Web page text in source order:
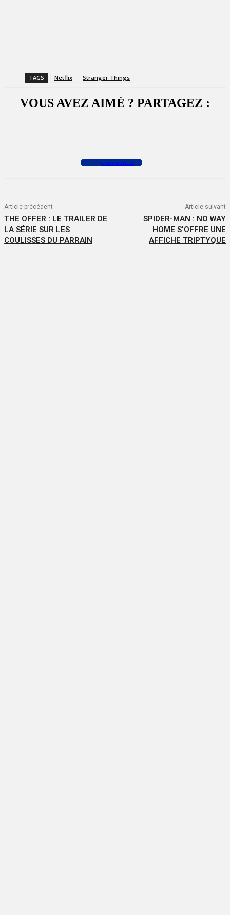
TAGS Netflix Stranger Things
VOUS AVEZ AIMÉ ? PARTAGEZ :
Commenter
Article précédent
THE OFFER : LE TRAILER DE
LA SÉRIE SUR LES
COULISSES DU PARRAIN
Article suivant
SPIDER-MAN : NO WAY
HOME S’OFFRE UNE
AFFICHE TRIPTYQUE